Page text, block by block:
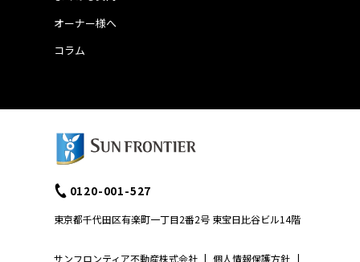
オーナー様へ
コラム
サンフロンティア不動産株式会社 | 個人情報保護方針 |
0120-001-527
東京都千代田区有楽町一丁目2番2号 東宝日比谷ビル14階